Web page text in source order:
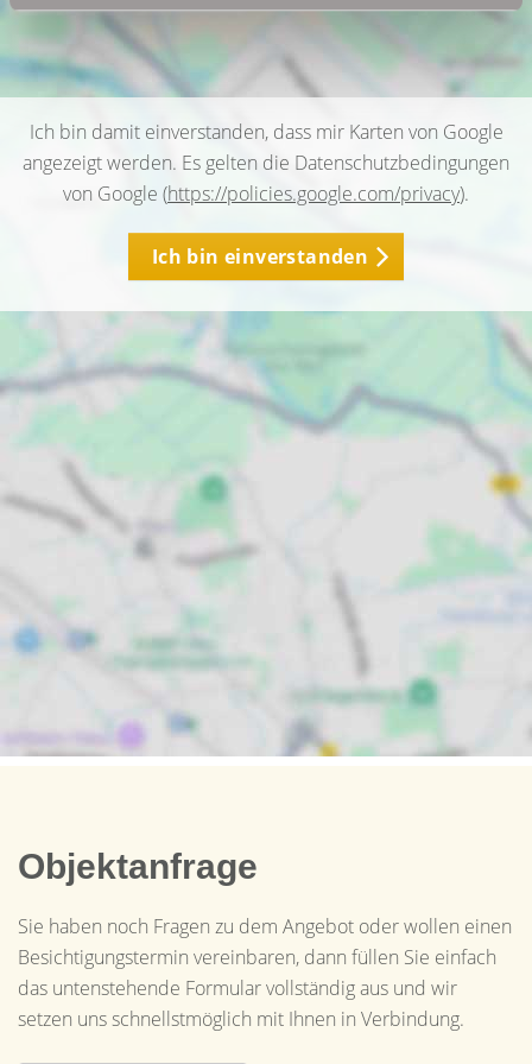
Ich bin damit einverstanden, dass mir Karten von Google
angezeigt werden. Es gelten die Datenschutzbedingungen
von Google (https://policies.google.com/privacy).
Ich bin einverstanden
Objektanfrage
Sie haben noch Fragen zu dem Angebot oder wollen einen
Besichtigungstermin vereinbaren, dann füllen Sie einfach
das untenstehende Formular vollständig aus und wir
setzen uns schnellstmöglich mit Ihnen in Verbindung.